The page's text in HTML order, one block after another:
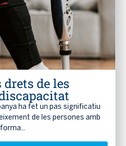
de les
ha fet un pas significatiu
de les persones amb